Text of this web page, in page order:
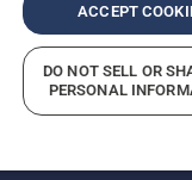
конфіденційності
ACCEPT
DO NOT SELL OR
PERSONAL